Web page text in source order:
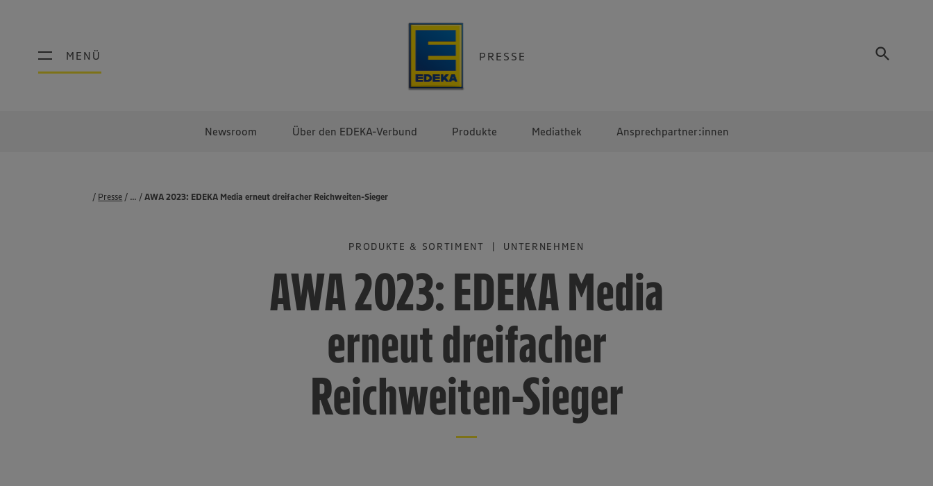
MENÜ PRESSE
MENÜ
Newsroom Über den EDEKA-Verbund Produkte Mediathek Ansprechpartner:innen
Presse Pressemeldungen
AWA 2023: EDEKA Media erneut dreifacher Reichweiten-Sieger
...
PRODUKTE & SORTIMENT | UNTERNEHMEN
AWA 2023: EDEKA Media
erneut dreifacher
Reichweiten-Sieger